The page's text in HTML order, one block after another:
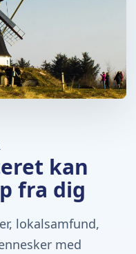
kan
fra dig
lokalsamfund,
med